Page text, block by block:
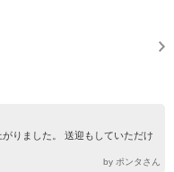
りました。 送迎もしていただけ
by ポンタさん